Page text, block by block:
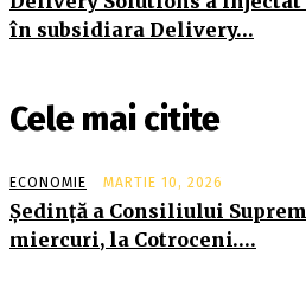
în subsidiara Delivery…
Cele mai citite
ECONOMIE MARTIE 10, 2026
Şedinţă a Consiliului
miercuri, la Cotroceni….